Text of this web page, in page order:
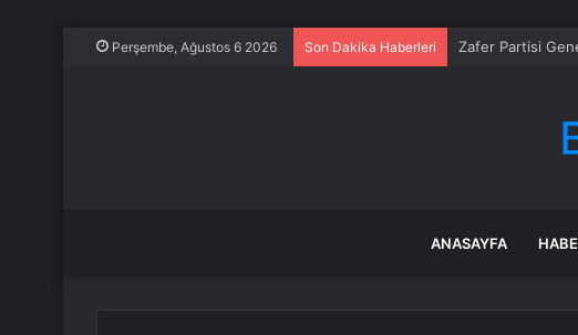
Perşembe, Ağustos 6 2026 Son Dakika Haberleri Zafer Partisi
ANASAYFA